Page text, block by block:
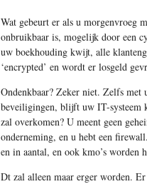
Wat gebeurt er als u morgenvroeg
onbruikbaar is, mogelijk door een
uw boekhouding kwijt, alle
‘encrypted’ en wordt er losgeld
Ondenkbaar? Zeker niet. Zelfs
beveiligingen, blijft uw IT-systeem
zal overkomen? U meent geen
onderneming, en u hebt een
en in aantal, en ook kmo’s worden
Dt zal alleen maar erger worden.